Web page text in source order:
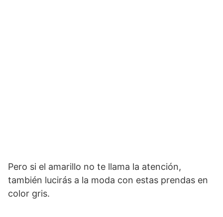
Pero si el amarillo no te llama la atención,
también lucirás a la moda con estas prendas en
color gris.